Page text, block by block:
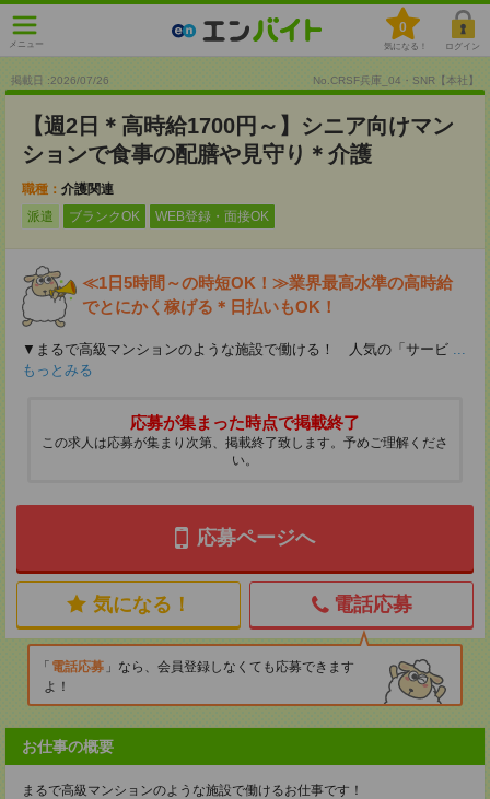
メニュー
0
気になる！ ログイン
掲載日 :2026/07/26 No.CRSF兵庫_04・SNR【本社】
【週2日＊高時給1700円～】シニア向けマン
ションで食事の配膳や見守り＊介護
職種： 介護関連
派遣
ブランクOK WEB登録・面接OK
≪1日5時間～の時短OK！≫業界最高水準の高時給
でとにかく稼げる＊日払いもOK！
▼まるで高級マンションのような施設で働ける！ 人気の「サービ ...
もっとみる
応募が集まった時点で掲載終了
この求人は応募が集まり次第、掲載終了致します。予めご理解くださ
い。
応募ページへ
気になる！ 電話応募
電話応募
なら、会員登録しなくても応募できます
よ！
お仕事の概要
まるで高級マンションのような施設で働けるお仕事です！